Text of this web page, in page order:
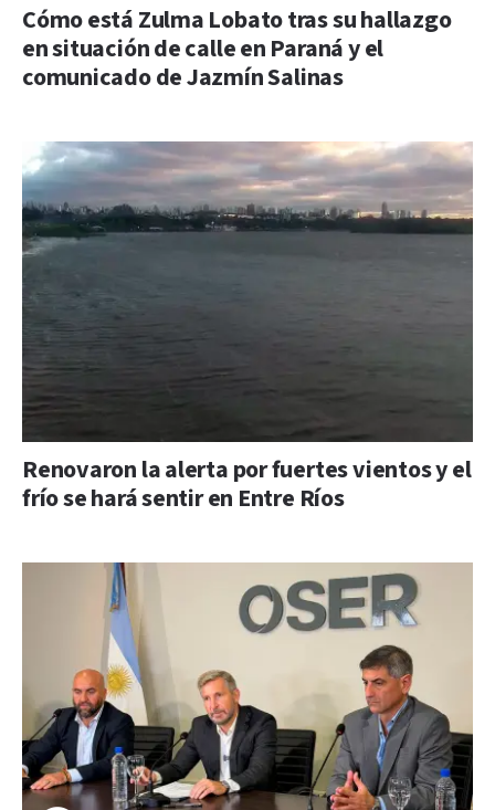
Cómo está Zulma Lobato tras su hallazgo
en situación de calle en Paraná y el
comunicado de Jazmín Salinas
Renovaron la alerta por fuertes vientos y el
frío se hará sentir en Entre Ríos